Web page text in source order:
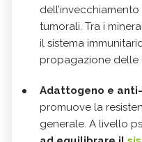
tumorali. Tra i
il sistema
propagazione delle
Adattogeno e
promuove la
generale. A livello